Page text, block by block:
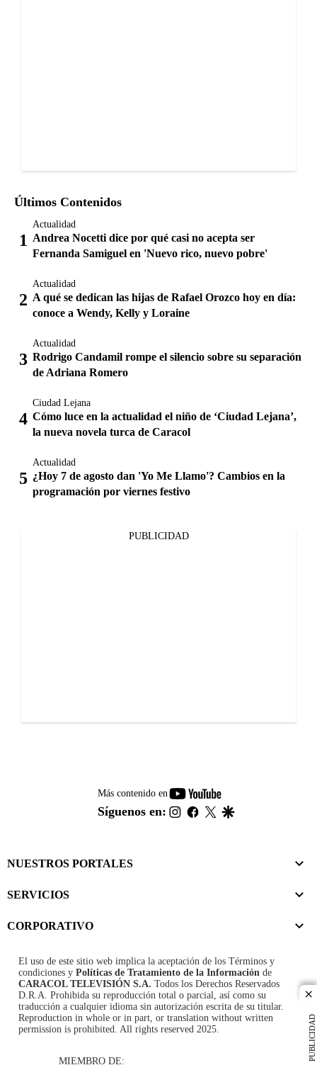
PUBLICIDAD
Últimos Contenidos
Actualidad
Andrea Nocetti dice por qué casi no acepta ser
Fernanda Samiguel en 'Nuevo rico, nuevo pobre'
Actualidad
A qué se dedican las hijas de Rafael Orozco hoy en día:
conoce a Wendy, Kelly y Loraine
Actualidad
Rodrigo Candamil rompe el silencio sobre su separación
de Adriana Romero
Ciudad Lejana
Cómo luce en la actualidad el niño de ‘Ciudad Lejana’,
la nueva novela turca de Caracol
Actualidad
¿Hoy 7 de agosto dan 'Yo Me Llamo'? Cambios en la
programación por viernes festivo
PUBLICIDAD
Más contenido en
youtube-
footer
Síguenos en: instagram
facebook
twitter
NUESTROS PORTALES
SERVICIOS
CORPORATIVO
El uso de este sitio web implica la aceptación de los Términos y
condiciones y Políticas de Tratamiento de la Información de
CARACOL TELEVISIÓN S.A. Todos los Derechos Reservados
D.R.A. Prohibida su reproducción total o parcial, así como su
traducción a cualquier idioma sin autorización escrita de su titular.
Reproduction in whole or in part, or translation without written
permission is prohibited. All rights reserved 2025.
MIEMBRO DE: